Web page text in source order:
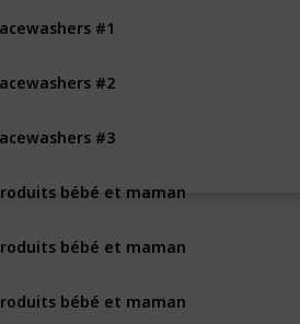
#1
#2
#3
bébé et maman
bébé et maman
bébé et maman